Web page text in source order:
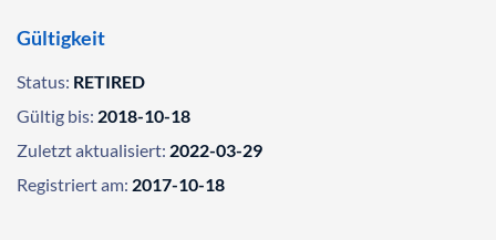
Gültigkeit
Status: RETIRED
Gültig bis: 2018-10-18
Zuletzt aktualisiert: 2022-03-29
Registriert am: 2017-10-18